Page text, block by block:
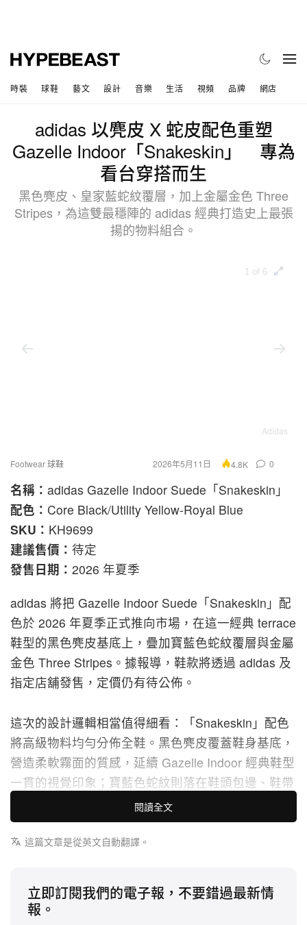
時裝 球鞋 藝文 設計 音樂 生活 視頻 品牌 網店
adidas 以麂皮 X 蛇皮配色重塑
Gazelle Indoor「Snakeskin」 專為
看台穿搭而生
黑色麂皮、皇家藍蛇紋覆層，加上金屬金色 Three
Stripes，為這雙最穩陣的 adidas 經典打造史上最張
揚的物料組合。
1 of 6
Adidas
Footwear 球鞋 2026年5月11日 4.8K 0
名稱： adidas Gazelle Indoor Suede「Snakeskin」
配色： Core Black/Utility Yellow-Royal Blue
SKU： KH9699
建議售價： 待定
發售日期： 2026 年夏季
adidas 將把 Gazelle Indoor Suede 「Snakeskin」配
色於 2026 年夏季正式推向市場，在這一經典 terrace
鞋型的黑色麂皮基底上，疊加寶藍色蛇紋覆層與金屬
金色 Three Stripes。據報導，鞋款將透過 adidas 及
指定店舖發售，定價仍有待公佈。
這次的設計邏輯相當值得細看：「Snakeskin」配色
將高級物料均勻分佈全鞋。黑色麂皮覆蓋鞋身基底，
營造柔軟霧面的質感，延續 Gazelle Indoor 經典鞋型
一貫的視覺印象；寶藍色蛇紋則落在鞋頭包邊、鞋帶
孔位與後跟，不但豐富層次與觸感，亦以帶有爬蟲紋
理光澤的表面，與下方霧面麂皮形成鮮明對比。這不
只是物料替換，而是一場物料之間的對話：麂皮依然
Three Stripes 進一步徹底扭轉整體配色節奏：以金
屬金色蛇紋呈現的三條線，為鞋款引入第三種表面質
閱讀全文
這篇文章是從英文自動翻譯。
立即訂閱我們的電子報，不要錯過最新情
報。